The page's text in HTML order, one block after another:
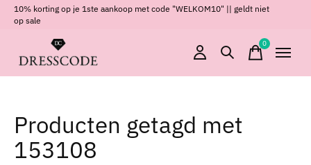
10% korting op je 1ste aankoop met code "WELKOM10" || geldt niet
op sale
0items
Producten getagd met
153108